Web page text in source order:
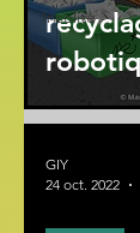
Insolite
GIY
24 oct. 2022